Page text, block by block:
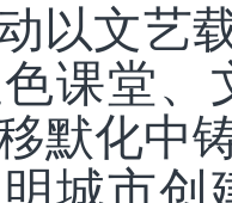
以文艺
课堂、
默化中
城市创